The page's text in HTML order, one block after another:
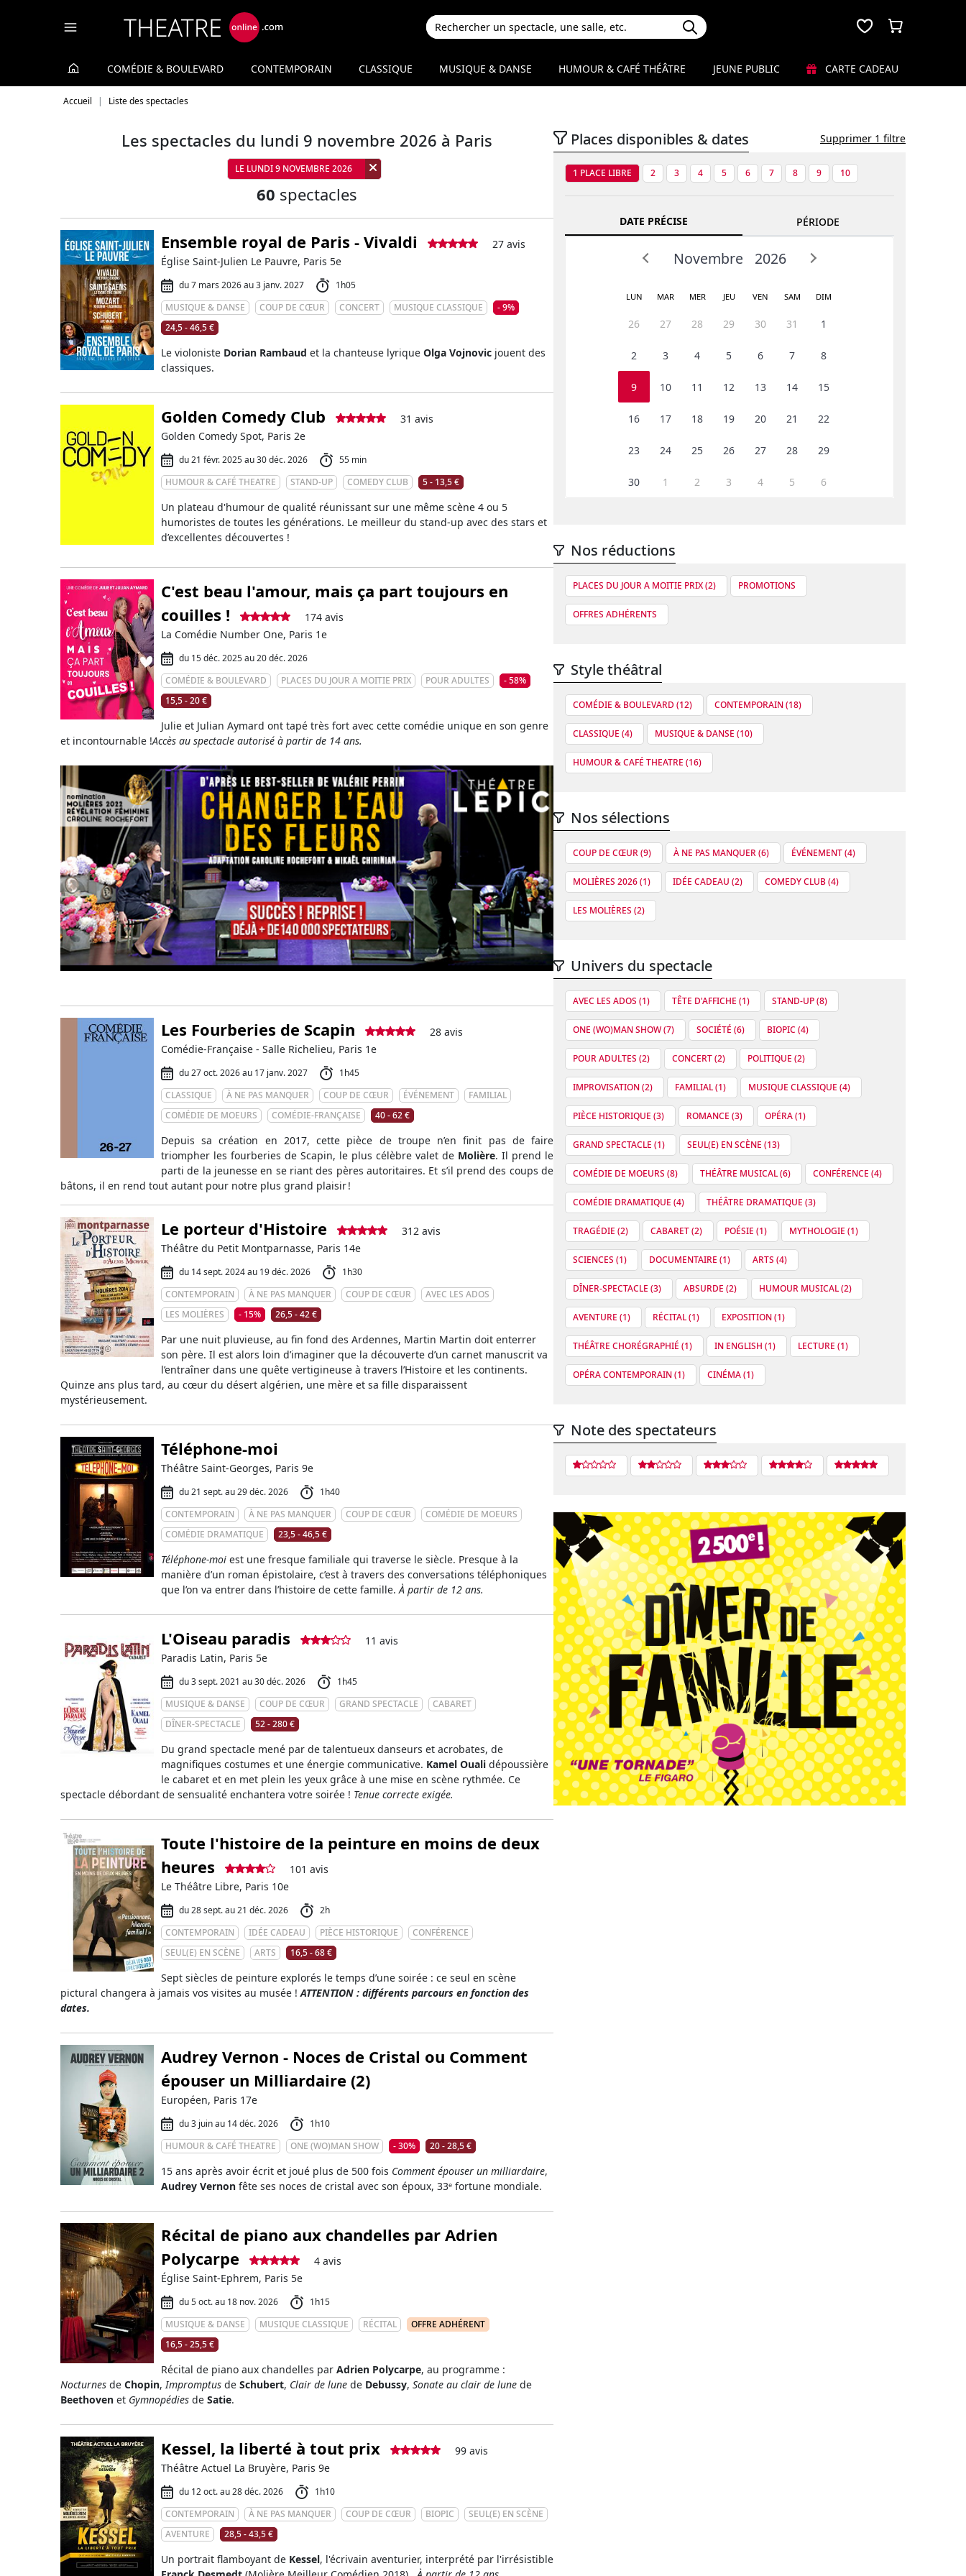
COMÉDIE & BOULEVARD CONTEMPORAIN CLASSIQUE MUSIQUE & DANSE HUMOUR & CAFÉ THÉÂTRE JEUNE PUBLIC CARTE CADEAU
Accueil Liste des spectacles
Les spectacles du lundi 9 novembre 2026 à Paris
LE LUNDI 9 NOVEMBRE 2026
60 spectacles
Ensemble royal de Paris - Vivaldi
27 avis
Église Saint-Julien Le Pauvre, Paris 5e
du 7 mars 2026 au 3 janv. 2027
1h05
MUSIQUE & DANSE
COUP DE CŒUR CONCERT MUSIQUE CLASSIQUE
- 9%
24,5 - 46,5 €
Le violoniste Dorian Rambaud et la chanteuse lyrique Olga Vojnovic jouent des
classiques.
Golden Comedy Club
31 avis
Golden Comedy Spot, Paris 2e
du 21 févr. 2025 au 30 déc. 2026
55 min
HUMOUR & CAFÉ THEATRE
STAND-UP COMEDY CLUB 5 - 13,5 €
Un plateau d'humour de qualité réunissant sur une même scène 4 ou 5
humoristes de toutes les générations. Le meilleur du stand-up avec des stars et
d’excellentes découvertes !
C'est beau l'amour, mais ça part toujours en
couilles !
174 avis
La Comédie Number One, Paris 1e
du 15 déc. 2025 au 20 déc. 2026
COMÉDIE & BOULEVARD
PLACES DU JOUR A MOITIE PRIX POUR ADULTES
- 58%
15,5 - 20 €
Julie et Julian Aymard ont tapé très fort avec cette comédie unique en son genre
et incontournable !Accès au spectacle autorisé à partir de 14 ans.
Les Fourberies de Scapin
28 avis
Comédie-Française - Salle Richelieu, Paris 1e
du 27 oct. 2026 au 17 janv. 2027
1h45
CLASSIQUE
À NE PAS MANQUER COUP DE CŒUR ÉVÉNEMENT
FAMILIAL
COMÉDIE DE MOEURS
COMÉDIE-FRANÇAISE 40 - 62 €
Depuis sa création en 2017, cette pièce de troupe n’en finit pas de faire
triompher les fourberies de Scapin, le plus célèbre valet de Molière. Il prend le
parti de la jeunesse en se riant des pères autoritaires. Et s’il prend des coups de
bâtons, il en rend tout autant pour notre plus grand plaisir !
Le porteur d'Histoire
312 avis
Théâtre du Petit Montparnasse, Paris 14e
du 14 sept. 2024 au 19 déc. 2026
1h30
CONTEMPORAIN
À NE PAS MANQUER COUP DE CŒUR
AVEC LES ADOS
LES MOLIÈRES
- 15% 26,5 - 42 €
Par une nuit pluvieuse, au fin fond des Ardennes, Martin Martin doit enterrer
son père. Il est alors loin d’imaginer que la découverte d’un carnet manuscrit va
l’entraîner dans une quête vertigineuse à travers l’Histoire et les continents.
Quinze ans plus tard, au cœur du désert algérien, une mère et sa fille disparaissent
mystérieusement.
Téléphone-moi
Théâtre Saint-Georges, Paris 9e
du 21 sept. au 29 déc. 2026
1h40
CONTEMPORAIN
À NE PAS MANQUER COUP DE CŒUR
COMÉDIE DE MOEURS
COMÉDIE DRAMATIQUE
23,5 - 46,5 €
Téléphone-moi est une fresque familiale qui traverse le siècle. Presque à la
manière d’un roman épistolaire, c’est à travers des conversations téléphoniques
que l’on va entrer dans l’histoire de cette famille.À partir de 12 ans.
L'Oiseau paradis
11 avis
Paradis Latin, Paris 5e
du 3 sept. 2021 au 30 déc. 2026
1h45
MUSIQUE & DANSE
COUP DE CŒUR GRAND SPECTACLE
CABARET
DÎNER-SPECTACLE
52 - 280 €
Du grand spectacle mené par de talentueux danseurs et acrobates, de
magnifiques costumes et une énergie communicative. Kamel Ouali dépoussière
le cabaret et en met plein les yeux grâce à une mise en scène rythmée. Ce
spectacle débordant de sensualité enchantera votre soirée ! Tenue correcte exigée.
Toute l'histoire de la peinture en moins de deux
heures
101 avis
Le Théâtre Libre, Paris 10e
du 28 sept. au 21 déc. 2026
2h
CONTEMPORAIN
IDÉE CADEAU PIÈCE HISTORIQUE
CONFÉRENCE
SEUL(E) EN SCÈNE
ARTS 16,5 - 68 €
Sept siècles de peinture explorés le temps d’une soirée : ce seul en scène
pictural changera à jamais vos visites au musée !ATTENTION : différents parcours en fonction des
dates.
Audrey Vernon - Noces de Cristal ou Comment
épouser un Milliardaire (2)
Européen, Paris 17e
du 3 juin au 14 déc. 2026
1h10
HUMOUR & CAFÉ THEATRE
ONE (WO)MAN SHOW - 30% 20 - 28,5 €
15 ans après avoir écrit et joué plus de 500 fois Comment épouser un milliardaire,
Audrey Vernon fête ses noces de cristal avec son époux, 33ᵉ fortune mondiale.
Récital de piano aux chandelles par Adrien
Polycarpe
4 avis
Église Saint-Ephrem, Paris 5e
du 5 oct. au 18 nov. 2026
1h15
MUSIQUE & DANSE
MUSIQUE CLASSIQUE RÉCITAL
OFFRE ADHÉRENT
16,5 - 25,5 €
Récital de piano aux chandelles par Adrien Polycarpe, au programme :
Nocturnes de Chopin,Impromptus de Schubert, Clair de lune de Debussy, Sonate au clair de lune de
Beethoven et Gymnopédies de Satie.
Kessel, la liberté à tout prix
99 avis
Théâtre Actuel La Bruyère, Paris 9e
du 12 oct. au 28 déc. 2026
1h10
CONTEMPORAIN
À NE PAS MANQUER COUP DE CŒUR BIOPIC
SEUL(E) EN SCÈNE
AVENTURE
28,5 - 43,5 €
Un portrait flamboyant de Kessel, l'écrivain aventurier, interprété par l'irrésistible
Places disponibles & dates Supprimer 1 filtre
1 PLACE LIBRE 2 3 4 5 6 7 8 9 10
DATE PRÉCISE PÉRIODE
Prev
Novembre 2026
Next
LUN MAR MER JEU VEN SAM DIM
26 27 28 29 30 31 1
2 3 4 5 6 7 8
9 10 11 12 13 14 15
16 17 18 19 20 21 22
23 24 25 26 27 28 29
30 1 2 3 4 5 6
Nos réductions
PLACES DU JOUR A MOITIE PRIX (2) PROMOTIONS
OFFRES ADHÉRENTS
Style théâtral
COMÉDIE & BOULEVARD (12) CONTEMPORAIN (18)
CLASSIQUE (4) MUSIQUE & DANSE (10)
HUMOUR & CAFÉ THEATRE (16)
Nos sélections
COUP DE CŒUR (9) À NE PAS MANQUER (6) ÉVÉNEMENT (4)
MOLIÈRES 2026 (1) IDÉE CADEAU (2) COMEDY CLUB (4)
LES MOLIÈRES (2)
Univers du spectacle
AVEC LES ADOS (1) TÊTE D'AFFICHE (1) STAND-UP (8)
ONE (WO)MAN SHOW (7) SOCIÉTÉ (6) BIOPIC (4)
POUR ADULTES (2) CONCERT (2) POLITIQUE (2)
IMPROVISATION (2) FAMILIAL (1) MUSIQUE CLASSIQUE (4)
PIÈCE HISTORIQUE (3) ROMANCE (3) OPÉRA (1)
GRAND SPECTACLE (1) SEUL(E) EN SCÈNE (13)
COMÉDIE DE MOEURS (8) THÉÂTRE MUSICAL (6) CONFÉRENCE (4)
COMÉDIE DRAMATIQUE (4) THÉÂTRE DRAMATIQUE (3)
TRAGÉDIE (2) CABARET (2) POÉSIE (1) MYTHOLOGIE (1)
SCIENCES (1) DOCUMENTAIRE (1) ARTS (4)
DÎNER-SPECTACLE (3) ABSURDE (2) HUMOUR MUSICAL (2)
AVENTURE (1) RÉCITAL (1) EXPOSITION (1)
THÉÂTRE CHORÉGRAPHIÉ (1) IN ENGLISH (1) LECTURE (1)
OPÉRA CONTEMPORAIN (1) CINÉMA (1)
Note des spectateurs